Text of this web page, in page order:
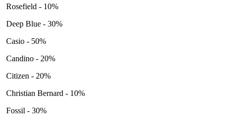
Rosefield - 10%
Deep Blue - 30%
Casio - 50%
Candino - 20%
Citizen - 20%
Christian Bernard - 10%
Fossil - 30%